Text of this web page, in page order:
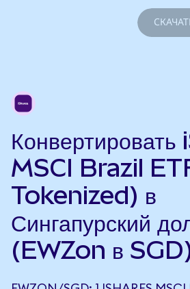
MSCI Brazil
Tokenized) в
Сингапурский
(EWZon в